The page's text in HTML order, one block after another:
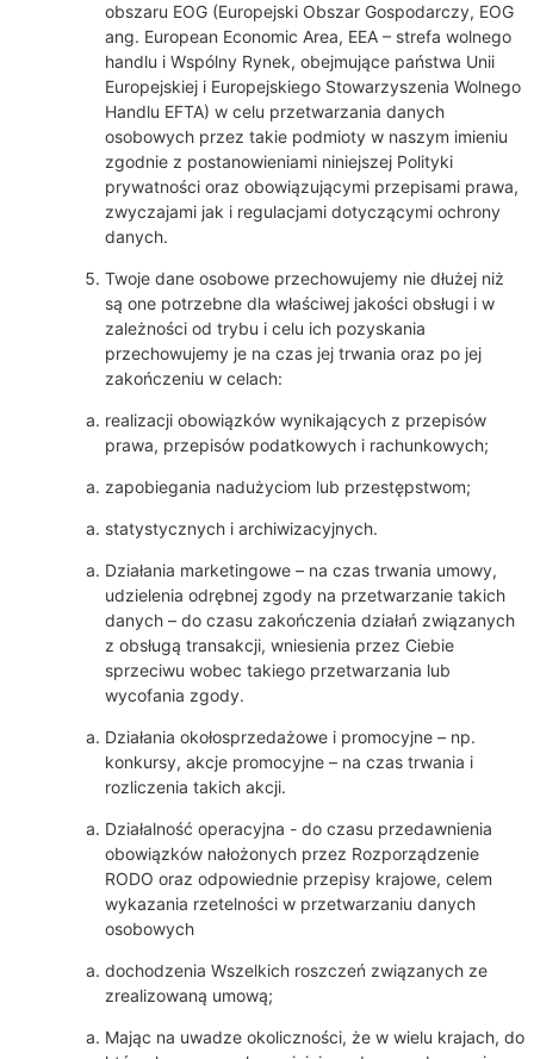
obszaru EOG (Europejski Obszar Gospodarczy, EOG
ang. European Economic Area, EEA – strefa wolnego
handlu i Wspólny Rynek, obejmujące państwa Unii
Europejskiej i Europejskiego Stowarzyszenia Wolnego
Handlu EFTA) w celu przetwarzania danych
osobowych przez takie podmioty w naszym imieniu
zgodnie z postanowieniami niniejszej Polityki
prywatności oraz obowiązującymi przepisami prawa,
zwyczajami jak i regulacjami dotyczącymi ochrony
danych.
Twoje dane osobowe przechowujemy nie dłużej niż
są one potrzebne dla właściwej jakości obsługi i w
zależności od trybu i celu ich pozyskania
przechowujemy je na czas jej trwania oraz po jej
zakończeniu w celach:
realizacji obowiązków wynikających z przepisów
prawa, przepisów podatkowych i rachunkowych;
zapobiegania nadużyciom lub przestępstwom;
statystycznych i archiwizacyjnych.
Działania marketingowe – na czas trwania umowy,
udzielenia odrębnej zgody na przetwarzanie takich
danych – do czasu zakończenia działań związanych
z obsługą transakcji, wniesienia przez Ciebie
sprzeciwu wobec takiego przetwarzania lub
wycofania zgody.
Działania okołosprzedażowe i promocyjne – np.
konkursy, akcje promocyjne – na czas trwania i
rozliczenia takich akcji.
Działalność operacyjna - do czasu przedawnienia
obowiązków nałożonych przez Rozporządzenie
RODO oraz odpowiednie przepisy krajowe, celem
wykazania rzetelności w przetwarzaniu danych
osobowych
dochodzenia Wszelkich roszczeń związanych ze
zrealizowaną umową;
Mając na uwadze okoliczności, że w wielu krajach, do